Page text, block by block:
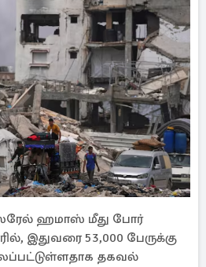
ஹமாஸ் மீது போர்
இதுவரை 53,000 பேருக்கு
தகவல்